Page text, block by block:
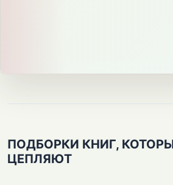
ПОДБОРКИ КНИГ,
ЦЕПЛЯЮТ